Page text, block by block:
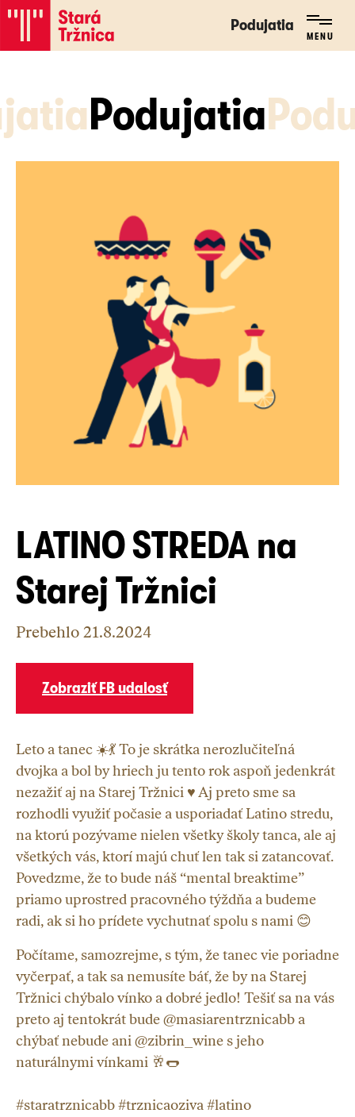
Podujatia
MENU
Podujatia
MENU
Podujatia
LATINO STREDA na
Starej Tržnici
Prebehlo 21.8.2024
Zobraziť FB udalosť
Leto a tanec ☀️💃 To je skrátka nerozlučiteľná
dvojka a bol by hriech ju tento rok aspoň jedenkrát
nezažiť aj na Starej Tržnici ♥️ Aj preto sme sa
rozhodli využiť počasie a usporiadať Latino stredu,
na ktorú pozývame nielen všetky školy tanca, ale aj
všetkých vás, ktorí majú chuť len tak si zatancovať.
Povedzme, že to bude náš “mental breaktime”
priamo uprostred pracovného týždňa a budeme
radi, ak si ho prídete vychutnať spolu s nami 😊
Počítame, samozrejme, s tým, že tanec vie poriadne
vyčerpať, a tak sa nemusíte báť, že by na Starej
Tržnici chýbalo vínko a dobré jedlo! Tešiť sa na vás
preto aj tentokrát bude @masiarentrznicabb a
chýbať nebude ani @zibrin_wine s jeho
naturálnymi vínkami 🥂🌭
#staratrznicabb #trznicaoziva #latino